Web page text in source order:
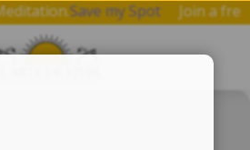
Meditation.Save my Spot Join a